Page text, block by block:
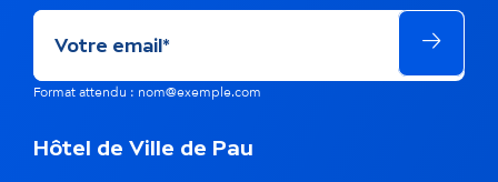
Format attendu : nom@exemple.com
Hôtel de Ville de Pau